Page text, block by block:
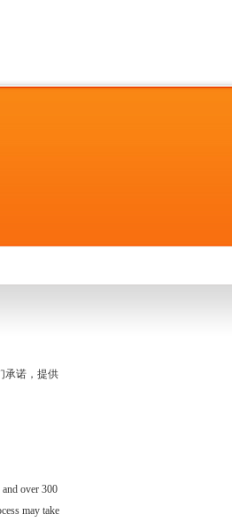
承诺，提供
over 300
may take